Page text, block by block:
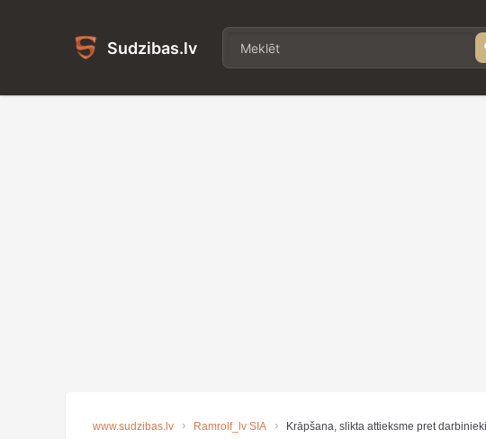
Sudzibas.lv
www.sudzibas.lv Ramrolf_lv SIA Krāpšana, slikta attieksme pret